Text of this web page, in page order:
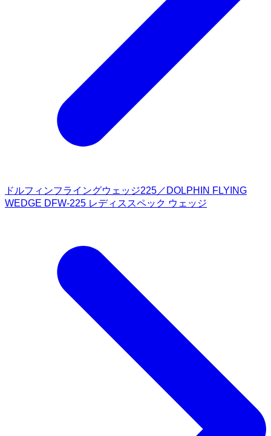
ドルフィンフライングウェッジ225／DOLPHIN FLYING
WEDGE DFW-225 レディススペック ウェッジ